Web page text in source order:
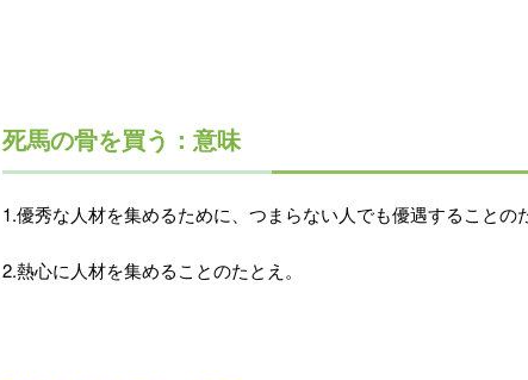
死馬の骨を買う：意味
1.優秀な人材を集めるために、つまらない人でも優遇することの
2.熱心に人材を集めることのたとえ。